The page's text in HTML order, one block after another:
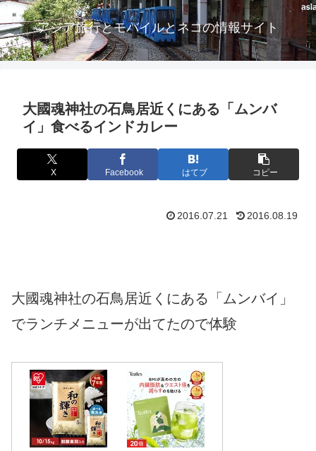
アジア旅行とモバイルとネコの情報サイト
大國魂神社の石鳥居近くにある「ムンバ
イ」食べるインドカレー
X Facebook はてブ コピー
2016.07.21 2016.08.19
大國魂神社の石鳥居近くにある「ムンバイ」
でランチメニューが出てたので体験